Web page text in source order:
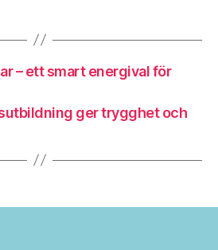
– ett smart energival för
ger trygghet och